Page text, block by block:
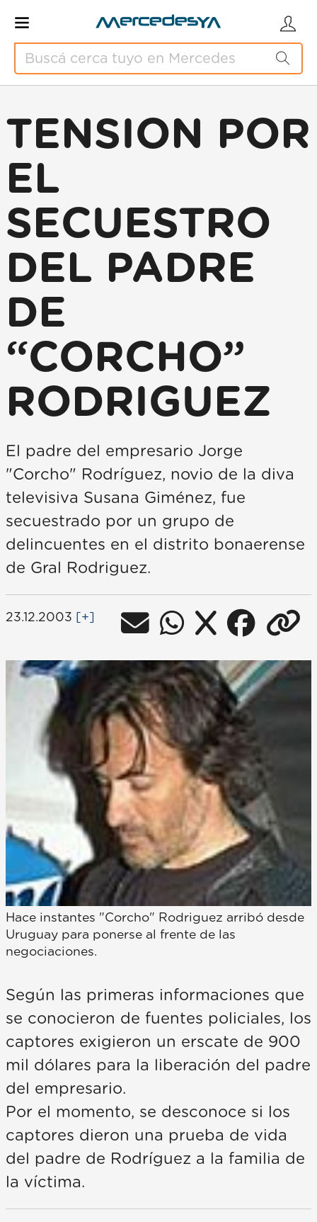
TENSION POR
EL
SECUESTRO
DEL PADRE
DE
“CORCHO”
RODRIGUEZ
El padre del empresario Jorge
"Corcho" Rodríguez, novio de la diva
televisiva Susana Giménez, fue
secuestrado por un grupo de
delincuentes en el distrito bonaerense
de Gral Rodriguez.
23.12.2003 [+]
Hace instantes "Corcho" Rodriguez arribó desde
Uruguay para ponerse al frente de las
negociaciones.
Según las primeras informaciones que
se conocieron de fuentes policiales, los
captores exigieron un erscate de 900
mil dólares para la liberación del padre
del empresario.
Por el momento, se desconoce si los
captores dieron una prueba de vida
del padre de Rodríguez a la familia de
la víctima.